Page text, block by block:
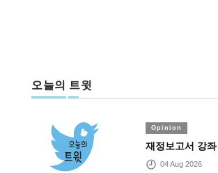
오늘의 트윗
Opinion
재정보고서 강좌
04 Aug 2026